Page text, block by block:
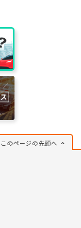
このページの先頭へ